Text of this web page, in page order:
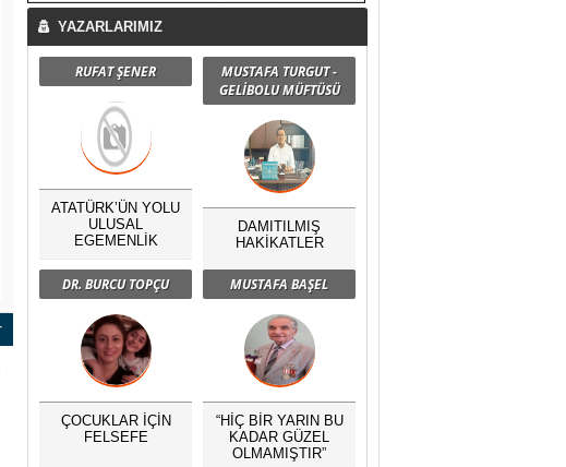
YAZARLARIMIZ
RUFAT ŞENER
ATATÜRK’ÜN YOLU
ULUSAL
EGEMENLİK
MUSTAFA TURGUT -
GELİBOLU MÜFTÜSÜ
DAMITILMIŞ
HAKİKATLER
DR. BURCU TOPÇU
ÇOCUKLAR İÇİN
FELSEFE
MUSTAFA BAŞEL
“HİÇ BİR YARIN BU
KADAR GÜZEL
OLMAMIŞTIR”